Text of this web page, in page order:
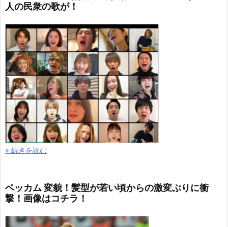
人の民衆の歌が！
» 続きを読む
ベッカム 変貌！髪型が若い頃からの激変ぶりに衝
撃！画像はコチラ！